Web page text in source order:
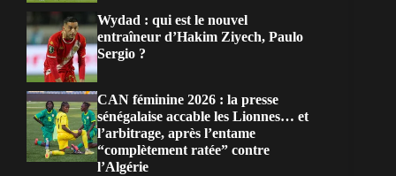
Wydad : qui est le nouvel
entraîneur d’Hakim Ziyech, Paulo
Sergio ?
CAN féminine 2026 : la presse
sénégalaise accable les Lionnes… et
l’arbitrage, après l’entame
“complètement ratée” contre
l’Algérie